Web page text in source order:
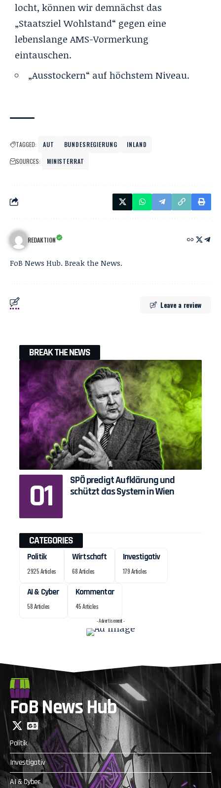
locht, können wir demnächst das
„Staatsziel Wohlstand“ gegen eine
lebenslange AMS-Vormerkung
eintauschen.
„Ausstockern“ auf höchstem Niveau.
TAGGED: AUT BUNDESREGIERUNG
INLAND
SOURCES:
MINISTERRAT
REDAKTION
FoB News Hub. Break the News.
Leave a review
BREAK THE NEWS
SPÖ predigt Aufklärung und
schützt das System in Wien
CATEGORIES
Politik
2925 Articles
Wirtschaft
68 Articles
Investigativ
179 Articles
AI & Cyber
58 Articles
Kommentar
45 Articles
- Advertisement -
FoB News Hub
Politik
Investigativ
AI & Cyber